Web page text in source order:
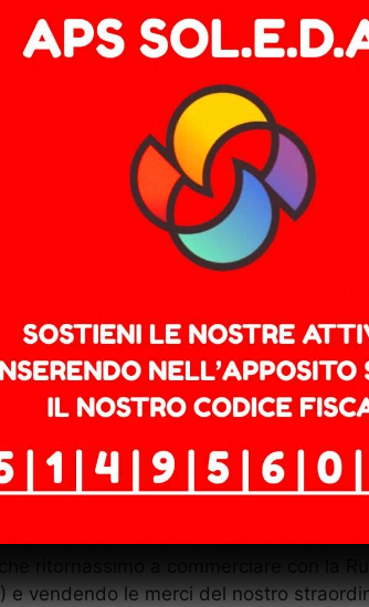
dibattito pubblico. Il governo
firmato con Kiev accordi volti a
i luoghi nei quali si fabbricano
dichiararlo, i nostri governanti ci
e soprattutto una guerra
la porta a un’apocalissi nucleare.
politici interni di quel Paese ed
i nostri modelli. Soprattutto
Europa, generato da politici e
arrivano a esaltare le azioni
di Mario Draghi (“preferite la libertà o
combatte “per i suoi
di non accorgersi di come e
e, in particolare, di rifiutare la
compiute quotidianamente da
europee e men che meno verso
portati nella Penisola durante la
Paese al mondo a recare aiuto ai
ritornassimo a commerciare con la
vendendo le merci del nostro